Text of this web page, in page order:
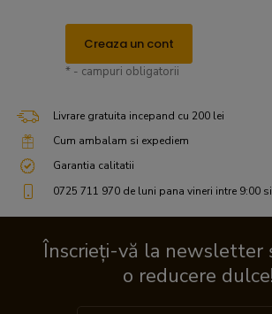
Creaza un cont
* - campuri obligatorii
Livrare gratuita incepand cu 200 lei
Cum ambalam si expediem
Garantia calitatii
0725 711 970 de luni pana vineri intre 9:00
Înscrieți-vă la newsletter
o reducere dulce!